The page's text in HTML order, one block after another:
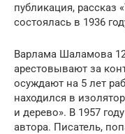
публикация, рассказ
состоялась в 1936
Варлама Шаламова
арестовывают за
осуждают на 5 лет
находился в
и дерево». В 1957
автора. Писатель,